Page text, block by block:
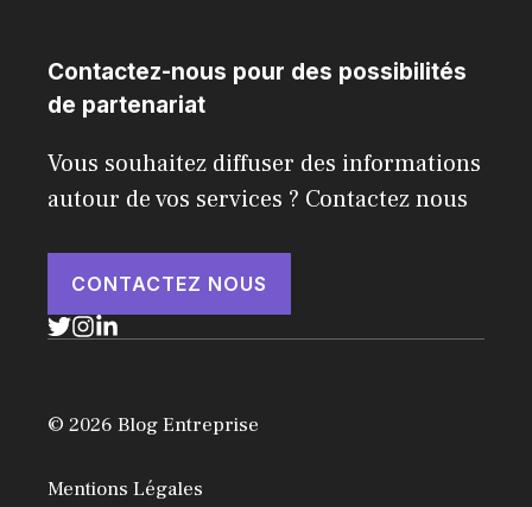
Contactez-nous pour des possibilités
de partenariat
Vous souhaitez diffuser des informations
autour de vos services ? Contactez nous
CONTACTEZ NOUS
© 2026 Blog Entreprise
Mentions Légales